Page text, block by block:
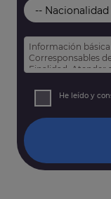
Información
Corresponsables
Finalidad: Atender
Derechos: Puede
así como otros
He leído y